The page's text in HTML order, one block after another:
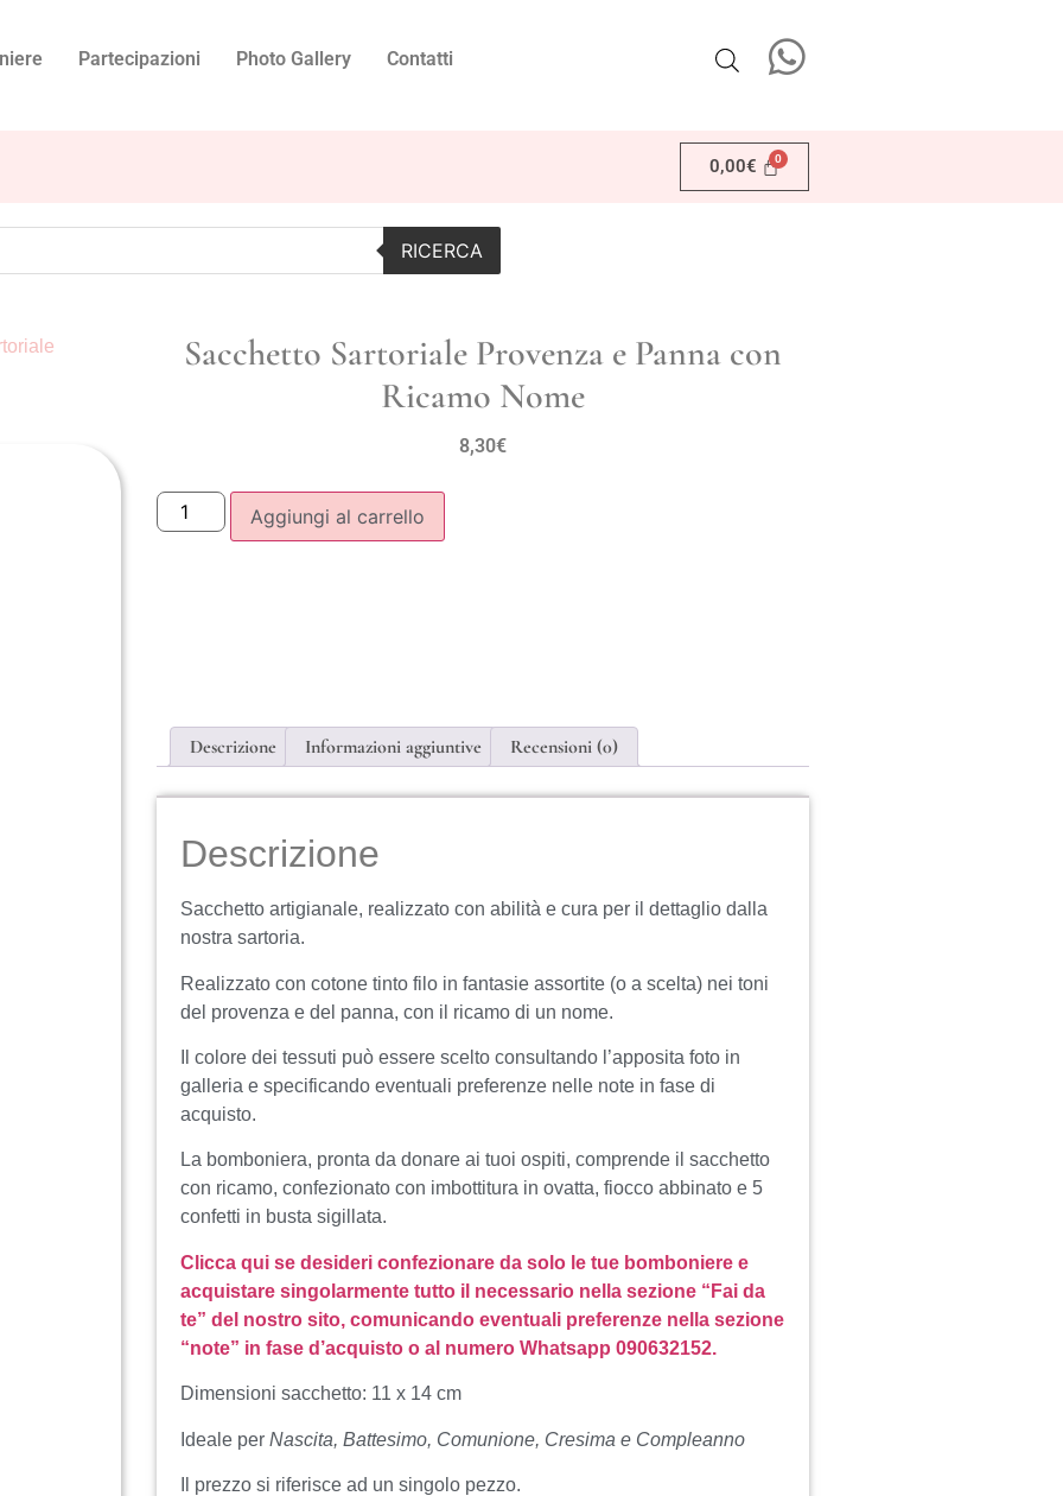
Partecipazioni Photo Gallery Contatti
0,00€
RICERCA
Sacchetto Sartoriale Provenza e Panna con
Ricamo Nome
8,30€
Aggiungi al carrello
Descrizione Informazioni aggiuntive Recensioni (0)
Descrizione
Sacchetto artigianale, realizzato con abilità e cura per il dettaglio dalla
nostra sartoria.
Realizzato con cotone tinto filo in fantasie assortite (o a scelta) nei toni
del provenza e del panna, con il ricamo di un nome.
Il colore dei tessuti può essere scelto consultando l’apposita foto in
galleria e specificando eventuali preferenze nelle note in fase di
acquisto.
La bomboniera, pronta da donare ai tuoi ospiti, comprende il sacchetto
con ricamo, confezionato con imbottitura in ovatta, fiocco abbinato e 5
confetti in busta sigillata.
Clicca qui se desideri confezionare da solo le tue bomboniere e
acquistare singolarmente tutto il necessario nella sezione “Fai da
te” del nostro sito, comunicando eventuali preferenze nella sezione
“note” in fase d’acquisto o al numero Whatsapp 090632152.
Dimensioni sacchetto: 11 x 14 cm
Ideale per Nascita, Battesimo, Comunione, Cresima e Compleanno
Il prezzo si riferisce ad un singolo pezzo.